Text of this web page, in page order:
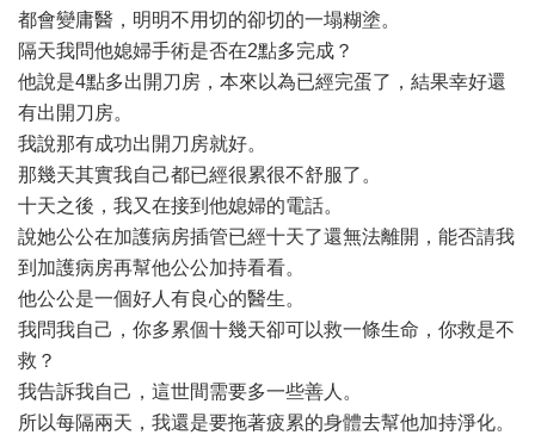
都會變庸醫，明明不用切的卻切的一塌糊塗。
隔天我問他媳婦手術是否在2點多完成？
他說是4點多出開刀房，本來以為已經完蛋了，結果幸好還
有出開刀房。
我說那有成功出開刀房就好。
那幾天其實我自己都已經很累很不舒服了。
十天之後，我又在接到他媳婦的電話。
說她公公在加護病房插管已經十天了還無法離開，能否請我
到加護病房再幫他公公加持看看。
他公公是一個好人有良心的醫生。
我問我自己，你多累個十幾天卻可以救一條生命，你救是不
救？
我告訴我自己，這世間需要多一些善人。
所以每隔兩天，我還是要拖著疲累的身體去幫他加持淨化。